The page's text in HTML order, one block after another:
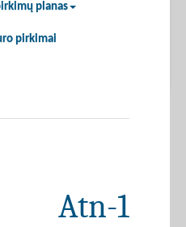
planas
pirkimai
Atn-1